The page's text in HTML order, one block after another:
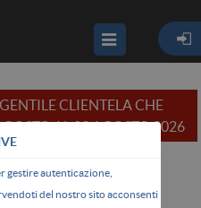
CLIENTELA CHE
AL 23 AGOSTO 2026
gestire autenticazione,
del nostro sito acconsenti